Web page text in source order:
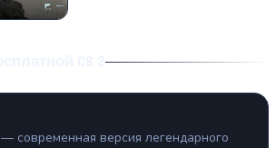
— современная версия легендарного